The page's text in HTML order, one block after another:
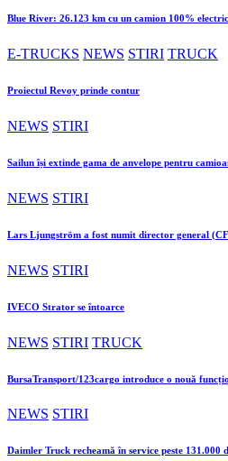
Blue River: 26.123 km cu un camion 100%
E-TRUCKS NEWS STIRI TRUCK
Proiectul Revoy prinde contur
NEWS STIRI
Sailun își extinde gama de anvelope pentru
NEWS STIRI
Lars Ljungström a fost numit director general
NEWS STIRI
IVECO Strator se întoarce
NEWS STIRI TRUCK
BursaTransport/123cargo introduce o nouă
NEWS STIRI
Daimler Truck recheamă în service peste 131.000